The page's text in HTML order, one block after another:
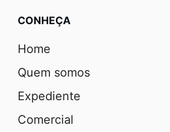
CONHEÇA
Home
Quem somos
Expediente
Comercial